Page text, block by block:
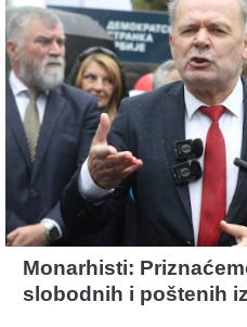
Monarhisti:
slobodnih i poštenih